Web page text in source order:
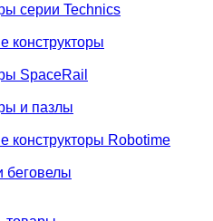
серии Technics
конструкторы
SpaceRail
и пазлы
конструкторы Robotime
беговелы